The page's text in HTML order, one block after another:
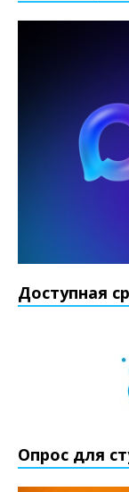
Доступная
Опрос для